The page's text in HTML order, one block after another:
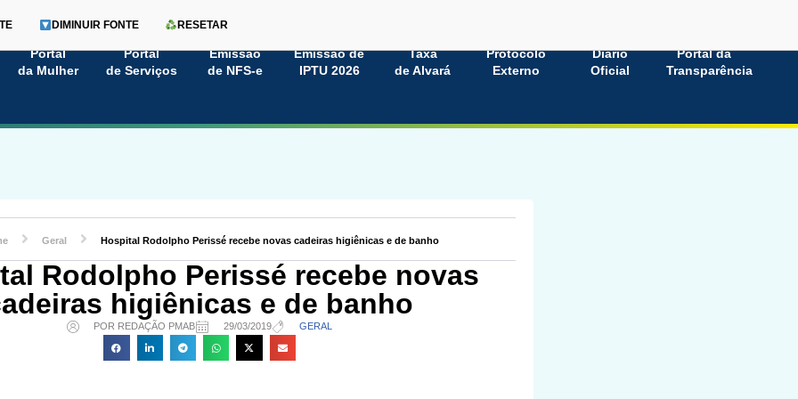
Portal
da Mulher
Portal
de Serviços
Emissão
de NFS-e
Emissão de
IPTU 2026
Taxa
de Alvará
Protocolo
Externo
Diário
Oficial
Portal da
Transparência
DIMINUIR FONTE RESETAR
Geral Hospital Rodolpho Perissé recebe novas cadeiras higiênicas e de banho
Rodolpho Perissé recebe novas
higiênicas e de banho
POR REDAÇÃO PMAB 29/03/2019 GERAL